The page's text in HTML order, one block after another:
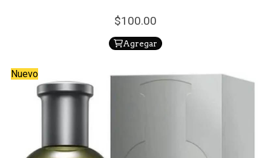
100.00
Agregar
Nuevo